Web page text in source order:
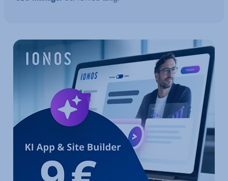
Zum Hauptmenü